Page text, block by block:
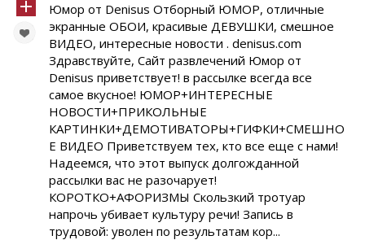
Юмор от Denisus Отборный ЮМОР, отличные
экранные ОБОИ, красивые ДЕВУШКИ, смешное
ВИДЕО, интересные новости . denisus.com
Здравствуйте, Сайт развлечений Юмор от
Denisus приветствует! в рассылке всегда все
самое вкусное! ЮМОР+ИНТЕРЕСНЫЕ
НОВОСТИ+ПРИКОЛЬНЫЕ
КАРТИНКИ+ДЕМОТИВАТОРЫ+ГИФКИ+СМЕШНО
Е ВИДЕО Приветствуем тех, кто все еще с нами!
Надеемся, что этот выпуск долгожданной
рассылки вас не разочарует!
КОРОТКО+АФОРИЗМЫ Скользкий тротуар
напрочь убивает культуру речи! Запись в
трудовой: уволен по результатам кор...